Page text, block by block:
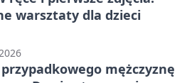
warsztaty dla dzieci
mężczyznę